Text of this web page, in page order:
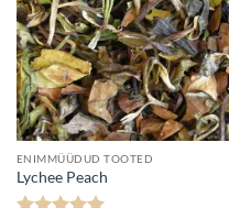
ENIMMÜÜDUD TOOTED
Lychee Peach